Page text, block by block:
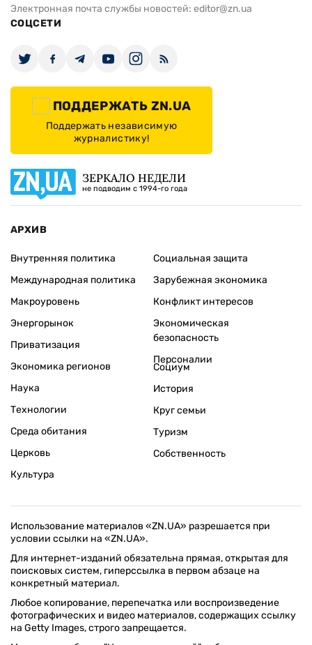
Электронная почта службы новостей: editor@zn.ua
СОЦСЕТИ
ПОДДЕРЖАТЬ ZN.UA
Поддержать независимую
журналистику!
ЗЕРКАЛО НЕДЕЛИ
не подводим с 1994-го года
АРХИВ
Внутренняя политика
Международная политика
Макроуровень
Энергорынок
Приватизация
Экономика регионов
Социальная защита
Зарубежная экономика
Конфликт интересов
Экономическая
безопасность
Персоналии
Наука
Технологии
Среда обитания
Церковь
Культура
Социум
История
Круг семьи
Туризм
Собственность
Использование материалов «ZN.UA» разрешается при
условии ссылки на «ZN.UA».
Для интернет-изданий обязательна прямая, открытая для
поисковых систем, гиперссылка в первом абзаце на
конкретный материал.
Любое копирование, перепечатка или воспроизведение
фотографических и видео материалов, содержащих ссылку
на Getty Images, строго запрещается.